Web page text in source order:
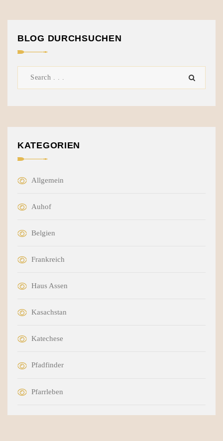
BLOG DURCHSUCHEN
KATEGORIEN
Allgemein
Auhof
Belgien
Frankreich
Haus Assen
Kasachstan
Katechese
Pfadfinder
Pfarrleben